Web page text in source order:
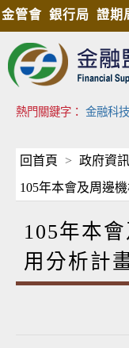
金管會 銀行局 證期
熱門關鍵字： 金融科技
回首頁
政府資
105年本會及周邊
105年本
用分析計